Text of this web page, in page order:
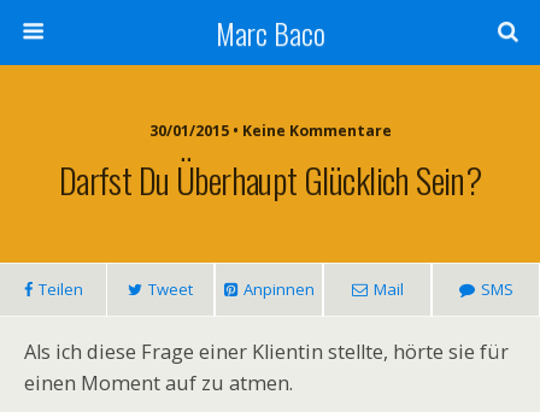
Marc Baco
30/01/2015 • Keine Kommentare
Darfst Du Überhaupt Glücklich Sein?
Teilen Tweet Anpinnen Mail SMS
Als ich diese Frage einer Klientin stellte, hörte sie für
einen Moment auf zu atmen.